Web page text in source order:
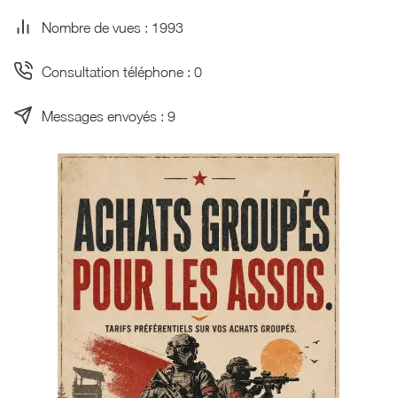
Nombre de vues : 1993
Consultation téléphone : 0
Messages envoyés : 9